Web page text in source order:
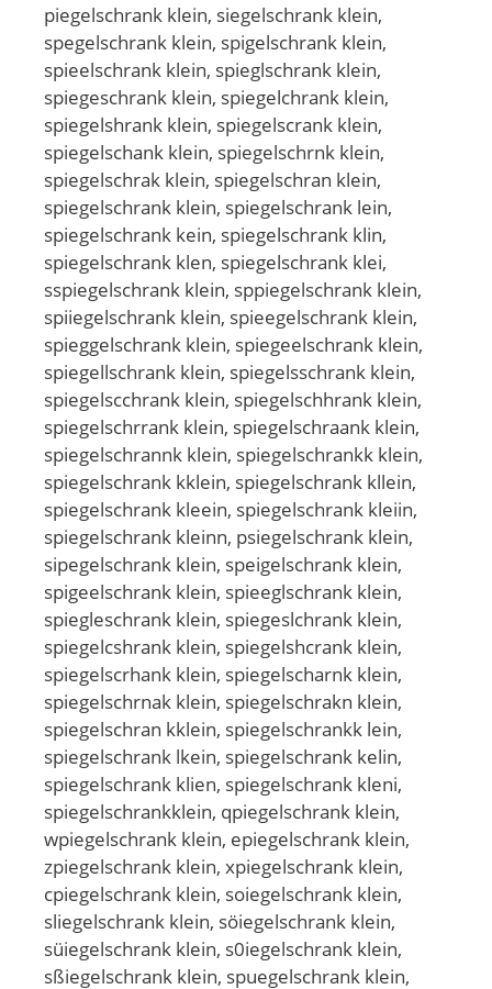
piegelschrank klein, siegelschrank klein,
spegelschrank klein, spigelschrank klein,
spieelschrank klein, spieglschrank klein,
spiegeschrank klein, spiegelchrank klein,
spiegelshrank klein, spiegelscrank klein,
spiegelschank klein, spiegelschrnk klein,
spiegelschrak klein, spiegelschran klein,
spiegelschrank klein, spiegelschrank lein,
spiegelschrank kein, spiegelschrank klin,
spiegelschrank klen, spiegelschrank klei,
sspiegelschrank klein, sppiegelschrank klein,
spiiegelschrank klein, spieegelschrank klein,
spieggelschrank klein, spiegeelschrank klein,
spiegellschrank klein, spiegelsschrank klein,
spiegelscchrank klein, spiegelschhrank klein,
spiegelschrrank klein, spiegelschraank klein,
spiegelschrannk klein, spiegelschrankk klein,
spiegelschrank kklein, spiegelschrank kllein,
spiegelschrank kleein, spiegelschrank kleiin,
spiegelschrank kleinn, psiegelschrank klein,
sipegelschrank klein, speigelschrank klein,
spigeelschrank klein, spieeglschrank klein,
spiegleschrank klein, spiegeslchrank klein,
spiegelcshrank klein, spiegelshcrank klein,
spiegelscrhank klein, spiegelscharnk klein,
spiegelschrnak klein, spiegelschrakn klein,
spiegelschran kklein, spiegelschrankk lein,
spiegelschrank lkein, spiegelschrank kelin,
spiegelschrank klien, spiegelschrank kleni,
spiegelschrankklein, qpiegelschrank klein,
wpiegelschrank klein, epiegelschrank klein,
zpiegelschrank klein, xpiegelschrank klein,
cpiegelschrank klein, soiegelschrank klein,
sliegelschrank klein, söiegelschrank klein,
süiegelschrank klein, s0iegelschrank klein,
sßiegelschrank klein, spuegelschrank klein,